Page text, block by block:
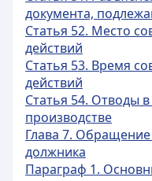
документа,
Статья 52. Место
действий
Статья 53. Время
действий
Статья 54. Отводы
производстве
Глава 7.
должника
Параграф 1.